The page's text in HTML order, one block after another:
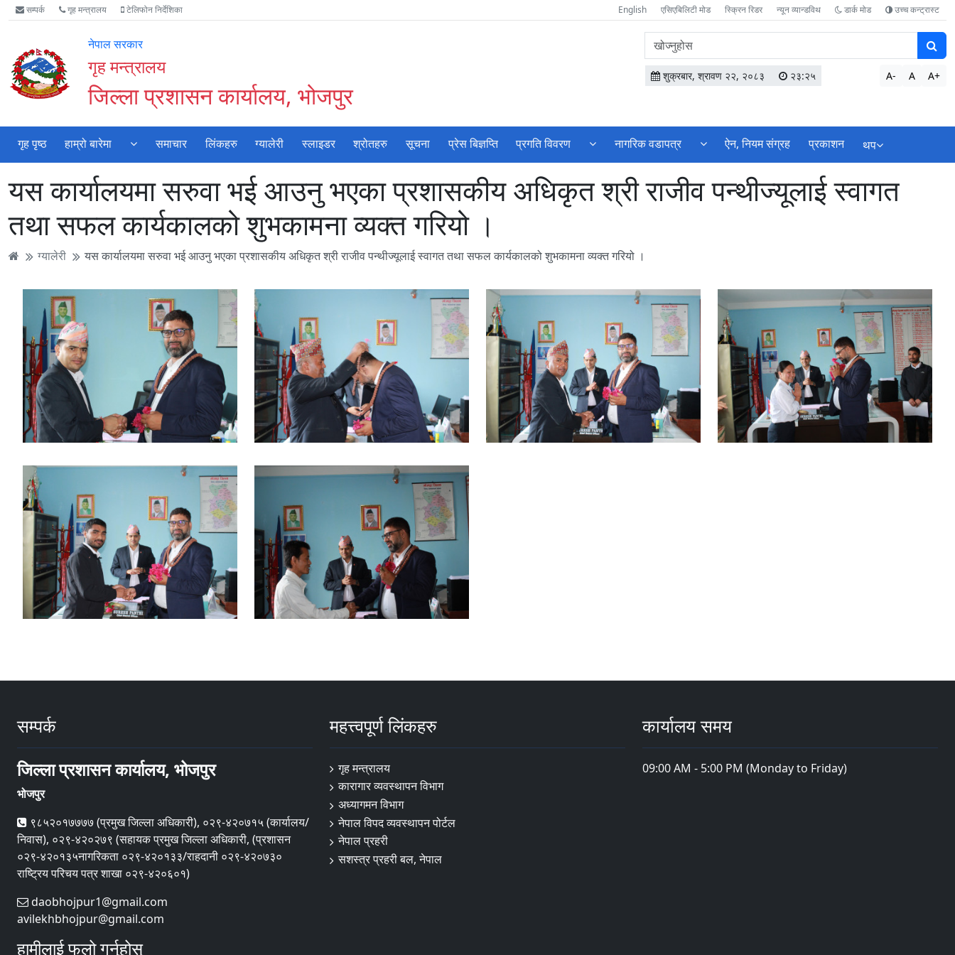
Accessibility
Mode
गर्नुहोस्
मुख्य
सामाग्री
मुख्य
नेभिगेसन
वेबसाइट
खोजमा
सम्पर्क गृह मन्त्रालय टेलिफोन निर्देशिका English एसिएबिलिटी मोड स्क्रिन रिडर न्यून व्यान्डविथ डार्क मोड उच्च कन्ट्रास्ट
नेपाल सरकार
गृह मन्त्रालय
जिल्ला प्रशासन कार्यालय, भोजपुर
वेबसाइटमा
सामग्री
खोज्नुहोस
शुक्रबार, श्रावण २२, २०८३ २३:२५ A- A A+
गृह पृष्ठ हाम्रो बारेमा समाचार लिंकहरु ग्यालेरी स्लाइडर श्रोतहरु सूचना प्रेस बिज्ञप्ति प्रगति विवरण नागरिक वडापत्र ऐन, नियम संग्रह प्रकाशन थप
यस कार्यालयमा सरुवा भई आउनु भएका प्रशासकीय अधिकृत श्री राजीव पन्थीज्यूलाई स्वागत
तथा सफल कार्यकालको शुभकामना व्यक्त गरियो ।
ग्यालेरी यस कार्यालयमा सरुवा भई आउनु भएका प्रशासकीय अधिकृत श्री राजीव पन्थीज्यूलाई स्वागत तथा सफल कार्यकालको शुभकामना व्यक्त गरियो ।
सम्पर्क
जिल्ला प्रशासन कार्यालय, भोजपुर
भोजपुर
९८५२०१७७७७ (प्रमुख जिल्ला अधिकारी), ०२९-४२०७१५ (कार्यालय/
निवास), ०२९-४२०२७९ (सहायक प्रमुख जिल्ला अधिकारी, (प्रशासन
०२९-४२०१३५नागरिकता ०२९-४२०१३३/राहदानी ०२९-४२०७३०
राष्ट्रिय परिचय पत्र शाखा ०२९-४२०६०१)
daobhojpur1@gmail.com
avilekhbhojpur@gmail.com
हामीलाई फलो गर्नुहोस्
महत्त्वपूर्ण लिंकहरु
गृह मन्त्रालय
कारागार व्यवस्थापन विभाग
अध्यागमन विभाग
नेपाल विपद व्यवस्थापन पोर्टल
नेपाल प्रहरी
सशस्त्र प्रहरी बल, नेपाल
कार्यालय समय
09:00 AM - 5:00 PM (Monday to Friday)